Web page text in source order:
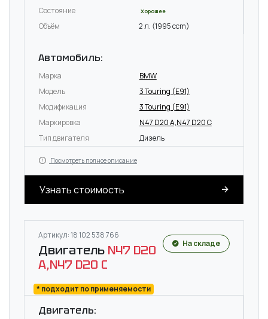
Состояние
Хорошее
Объём 2 л. (1995 ccm)
Автомобиль:
Марка
BMW
Модель
3 Touring (E91)
Модификация
3 Touring (E91)
Маркировка
N47 D20 A,N47 D20 C
Тип двигателя
Дизель
Посмотреть полное описание
Узнать стоимость
Артикул: 18 102 538 766
Двигатель N47 D20
A,N47 D20 C
* подходит по применяемости
На складе
Двигатель: